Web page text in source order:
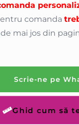
comanda
de mai jos din
Scrie-ne pe
Ghid cum să